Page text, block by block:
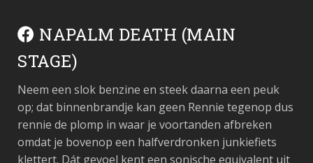
NAPALM DEATH (MAIN
STAGE)
Neem een slok benzine en steek daarna een peuk
op; dat binnenbrandje kan geen Rennie tegenop dus
rennie de plomp in waar je voortanden afbreken
omdat je bovenop een halfverdronken junkiefiets
klettert. Dát gevoel kent een sonische equivalent uit